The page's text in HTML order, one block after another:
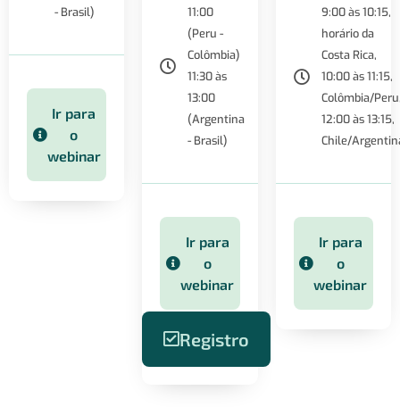
- Brasil)
Ir para
o
webinar
11:00
(Peru -
Colômbia)
11:30 às
13:00
(Argentina
- Brasil)
Ir para
o
webinar
Registro
9:00 às 10:15,
horário da
Costa Rica,
10:00 às 11:15,
Colômbia/
12:00 às 13:15,
Chile/
Ir para
o
webinar